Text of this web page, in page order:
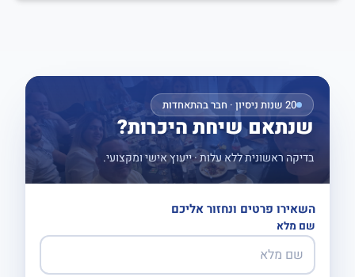
20 שנות ניסיון · חבר בהתאחדות
שנתאם שיחת היכרות?
בדיקה ראשונית ללא עלות · ייעוץ אישי ומקצועי.
השאירו פרטים ונחזור אליכם
שם מלא